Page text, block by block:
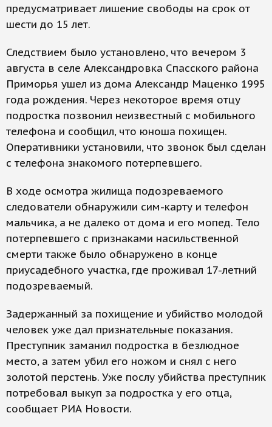
предусматривает лишение свободы на срок от
шести до 15 лет.
Следствием было установлено, что вечером 3
августа в селе Александровка Спасского района
Приморья ушел из дома Александр Маценко 1995
года рождения. Через некоторое время отцу
подростка позвонил неизвестный с мобильного
телефона и сообщил, что юноша похищен.
Оперативники установили, что звонок был сделан
с телефона знакомого потерпевшего.
В ходе осмотра жилища подозреваемого
следователи обнаружили сим-карту и телефон
мальчика, а не далеко от дома и его мопед. Тело
потерпевшего с признаками насильственной
смерти также было обнаружено в конце
приусадебного участка, где проживал 17-летний
подозреваемый.
Задержанный за похищение и убийство молодой
человек уже дал признательные показания.
Преступник заманил подростка в безлюдное
место, а затем убил его ножом и снял с него
золотой перстень. Уже послу убийства преступник
потребовал выкуп за подростка у его отца,
сообщает РИА Новости.